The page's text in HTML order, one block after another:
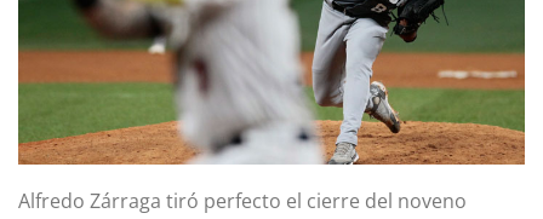
Alfredo Zárraga tiró perfecto el cierre del noveno